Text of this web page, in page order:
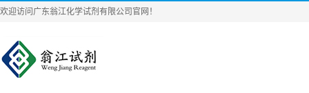
欢迎访问广东翁江化学试剂有限公司官网！